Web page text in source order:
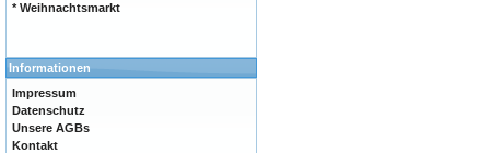
* Weihnachtsmarkt
Informationen
Impressum
Datenschutz
Unsere AGBs
Kontakt